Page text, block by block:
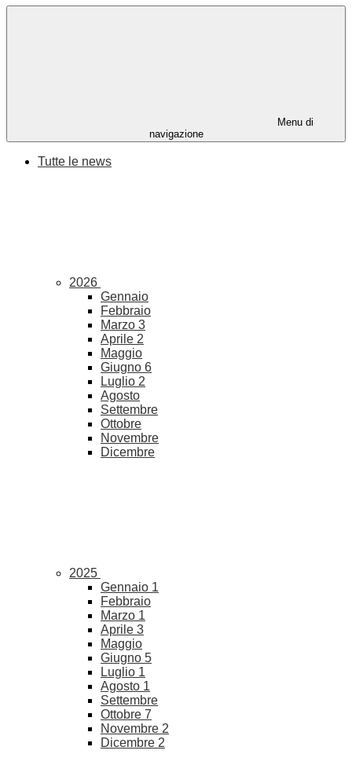
Menu di
navigazione
Tutte le news
2026
Gennaio
Febbraio
Marzo 3
Aprile 2
Maggio
Giugno 6
Luglio 2
Agosto
Settembre
Ottobre
Novembre
Dicembre
2025
Gennaio 1
Febbraio
Marzo 1
Aprile 3
Maggio
Giugno 5
Luglio 1
Agosto 1
Settembre
Ottobre 7
Novembre 2
Dicembre 2